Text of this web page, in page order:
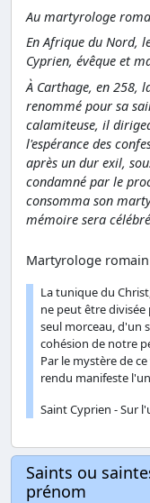
Au martyrologe
En Afrique du Nord,
Cyprien, évêque et
À Carthage, en 258,
renommé pour sa
calamiteuse, il
l'espérance des
après un dur exil,
condamné par le
consomma son
mémoire sera
Martyrologe romain
La tunique du
ne peut être
seul morceau, d'un
cohésion de notre
Par le mystère de
rendu manifeste
Saint Cyprien - Sur
Saints ou
prénom